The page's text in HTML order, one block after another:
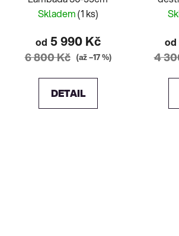
Skladem(1 ks)
od 5 990 Kč
6 800 Kč (až –17 %)
DETAIL
od
4